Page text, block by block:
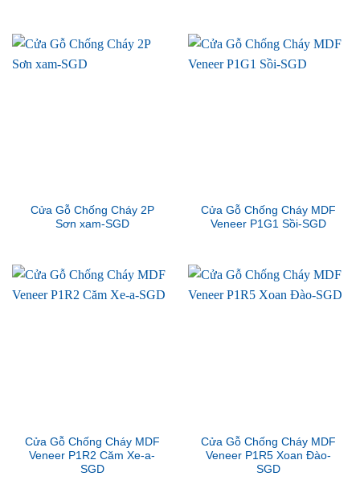
Cửa Gỗ Chống Cháy 2P
Sơn xam-SGD
Cửa Gỗ Chống Cháy MDF
Veneer P1G1 Sồi-SGD
Cửa Gỗ Chống Cháy MDF
Veneer P1R2 Căm Xe-a-
SGD
Cửa Gỗ Chống Cháy MDF
Veneer P1R5 Xoan Đào-
SGD